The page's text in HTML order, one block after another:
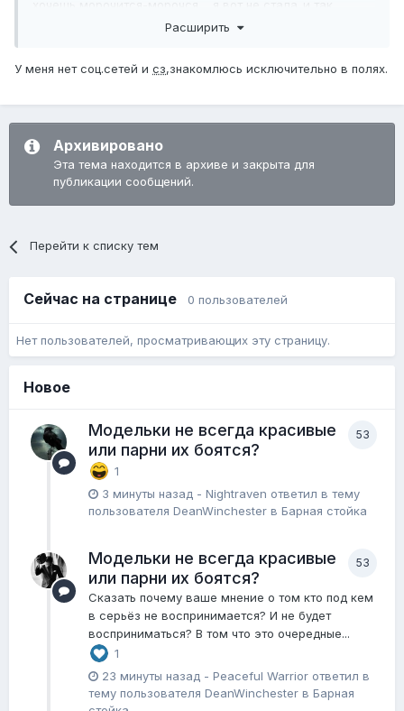
хорошо живу (врача выбирай из тех к кому обращаются
если тебе хочется быть красавчиком подсушись и
со временем нажрешь свой положенный пивной
животик
Расширить
У меня нет соц.сетей и сз,знакомлюсь исключительно в полях.
Архивировано
Эта тема находится в архиве и закрыта для
публикации сообщений.
Перейти к списку тем
Сейчас на странице 0 пользователей
Нет пользователей, просматривающих эту страницу.
Новое
53
Модельки не всегда красивые
или парни их боятся?
1
3 минуты назад - Nightraven ответил в тему
пользователя DeanWinchester в Барная стойка
53
Модельки не всегда красивые
или парни их боятся?
Сказать почему ваше мнение о том кто под кем
в серьёз не воспринимается? И не будет
восприниматься? В том что это очередные...
1
23 минуты назад - Peaceful Warrior ответил в
тему пользователя DeanWinchester в Барная